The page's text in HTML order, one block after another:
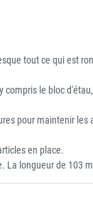
tout ce qui est
le bloc
pour maintenir
en place.
longueur de 103